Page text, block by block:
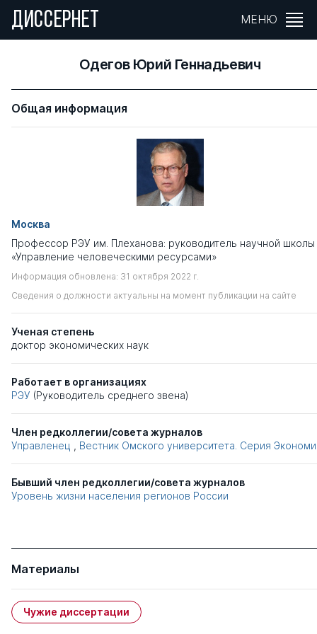
ДИССЕРНЕТ МЕНЮ
Одегов Юрий Геннадьевич
Общая информация
Москва
Профессор РЭУ им. Плеханова: руководитель научной школы
«Управление человеческими ресурсами»
Информация обновлена: 31 октября 2022 г.
Сведения о должности актуальны на момент публикации на сайте
Ученая степень
доктор экономических наук
Работает в организациях
РЭУ (Руководитель среднего звена)
Член редколлегии/совета журналов
Управленец
Вестник Омского университета. Серия
Бывший член редколлегии/совета журналов
Уровень жизни населения регионов России
Материалы
Чужие диссертации